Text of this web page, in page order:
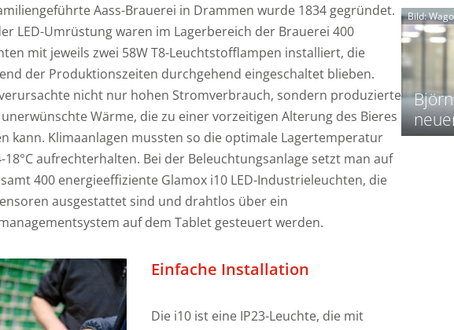
Aass-Brauerei in Drammen wurde 1834 gegründet.
LED-Umrüstung waren im Lagerbereich der Brauerei 400
mit jeweils zwei 58W T8-Leuchtstofflampen installiert, die
der Produktionszeiten durchgehend eingeschaltet blieben.
nicht nur hohen Stromverbrauch, sondern produzierte
Wärme, die zu einer vorzeitigen Alterung des Bieres
kann. Klimaanlagen mussten so die optimale Lagertemperatur
18°C aufrechterhalten. Bei der Beleuchtungsanlage setzt man auf
400 energieeffiziente Glamox i10 LED-Industrieleuchten, die
ausgestattet sind und drahtlos über ein
auf dem Tablet gesteuert werden.
Einfache Installation
Die i10 ist eine IP23-Leuchte, die mit
c
h
t
s
s
e
Bild: